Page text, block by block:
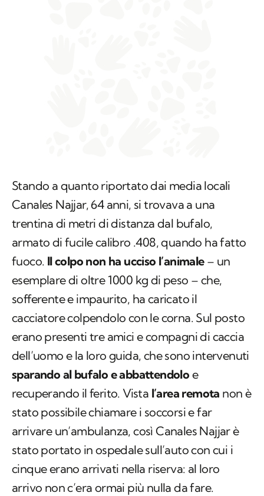
Stando a quanto riportato dai media locali
Canales Najjar, 64 anni, si trovava a una
trentina di metri di distanza dal bufalo,
armato di fucile calibro .408, quando ha fatto
fuoco. Il colpo non ha ucciso l’animale– un
esemplare di oltre 1000 kg di peso – che,
sofferente e impaurito, ha caricato il
cacciatore colpendolo con le corna. Sul posto
erano presenti tre amici e compagni di caccia
dell’uomo e la loro guida, che sono intervenuti
sparando al bufalo e abbattendolo e
recuperando il ferito. Vista l’area remota non è
stato possibile chiamare i soccorsi e far
arrivare un’ambulanza, così Canales Najjar è
stato portato in ospedale sull’auto con cui i
cinque erano arrivati nella riserva: al loro
arrivo non c’era ormai più nulla da fare.